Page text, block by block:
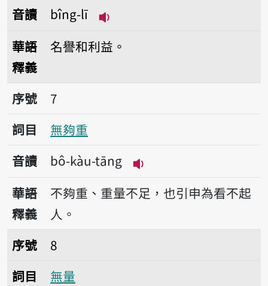
音讀
bîng-lī
華語
釋義
名譽和利益。
序號7無夠重
序號
7
詞目
無夠重
音讀
bô-kàu-tāng
播放音讀bô-kàu-tāng
華語
釋義
不夠重、重量不足，也引申為看不起
人。
序號8無量
序號
8
詞目
無量